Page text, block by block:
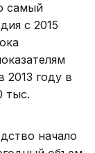
самый
с 2015
2013 году в
тыс.
начало